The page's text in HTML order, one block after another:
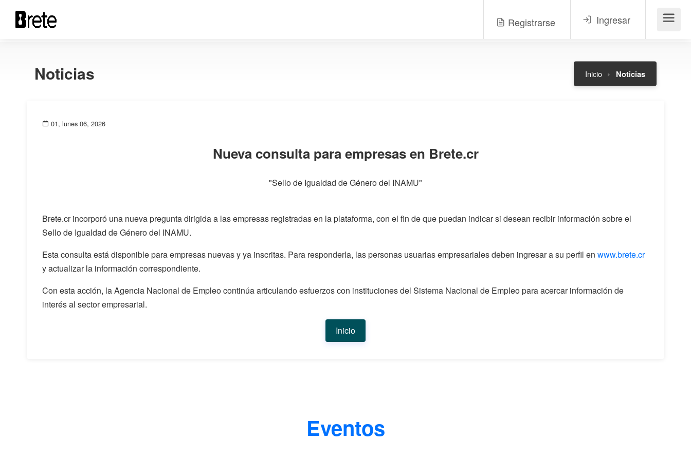
Registrarse Ingresar Menú
Noticias Inicio Noticias
01, lunes 06, 2026
Nueva consulta para empresas en Brete.cr
"Sello de Igualdad de Género del INAMU"
Brete.cr incorporó una nueva pregunta dirigida a las empresas registradas en la plataforma, con el fin de que puedan indicar si desean recibir información sobre el
Sello de Igualdad de Género del INAMU.
Esta consulta está disponible para empresas nuevas y ya inscritas. Para responderla, las personas usuarias empresariales deben ingresar a su perfil en www.brete.cr
y actualizar la información correspondiente.
Con esta acción, la Agencia Nacional de Empleo continúa articulando esfuerzos con instituciones del Sistema Nacional de Empleo para acercar información de
interés al sector empresarial.
Inicio
Eventos